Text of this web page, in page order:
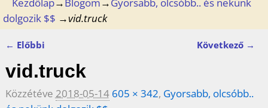
dolgozik $$ →vid.truck
← Előbbi Következő →
vid.truck
Közzétéve 2018-05-14 605 × 342, Gyorsabb, olcsóbb..